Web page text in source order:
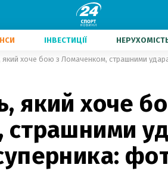
ІНВЕСТИЦІЇ
який хоче бою з Ломаченком, страшними
який хоче